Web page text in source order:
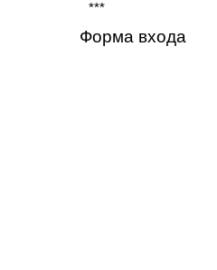
***
Форма входа